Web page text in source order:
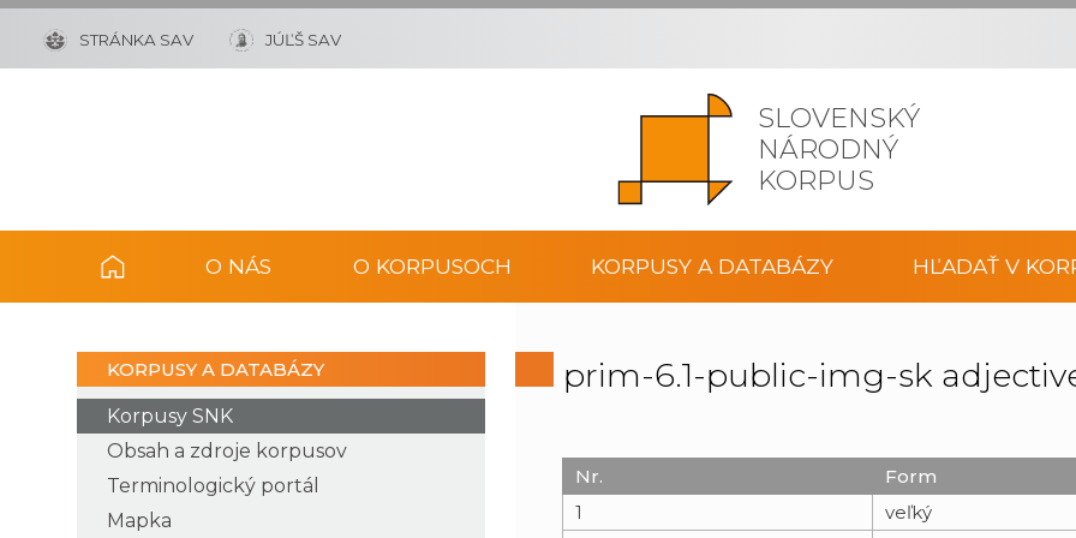
SLOVENSKÝ
NÁRODNÝ
KORPUS
STRÁNKA SAV JÚĽŠ SAV
O NÁS O KORPUSOCH KORPUSY A DATABÁZY HĽADAŤ V
KORPUSY A DATABÁZY
Korpusy SNK
Obsah a zdroje korpusov
Terminologický portál
Mapka
prim-6.1-public-img-sk
Nr. Form
1
veľký